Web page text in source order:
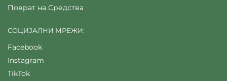
Поврат на Средства
СОЦИЈАЛНИ МРЕЖИ:
Facebook
Instagram
TikTok